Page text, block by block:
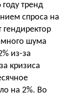
тренд
спроса на
гендиректор
шума
из-за
кризиса
на 2%. Во